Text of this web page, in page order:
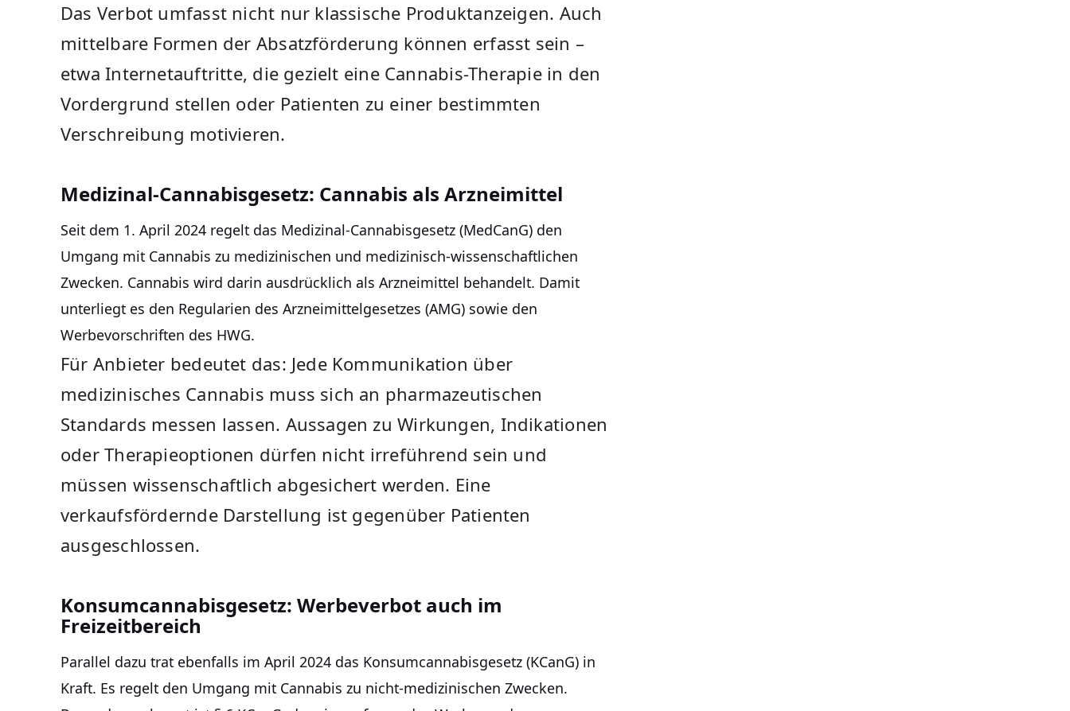
Das Verbot umfasst nicht nur klassische Produktanzeigen. Auch
mittelbare Formen der Absatzförderung können erfasst sein –
etwa Internetauftritte, die gezielt eine Cannabis-Therapie in den
Vordergrund stellen oder Patienten zu einer bestimmten
Verschreibung motivieren.
Medizinal-Cannabisgesetz: Cannabis als Arzneimittel
Seit dem 1. April 2024 regelt das Medizinal-Cannabisgesetz (MedCanG) den
Umgang mit Cannabis zu medizinischen und medizinisch-wissenschaftlichen
Zwecken. Cannabis wird darin ausdrücklich als Arzneimittel behandelt. Damit
unterliegt es den Regularien des Arzneimittelgesetzes (AMG) sowie den
Werbevorschriften des HWG.
Für Anbieter bedeutet das: Jede Kommunikation über
medizinisches Cannabis muss sich an pharmazeutischen
Standards messen lassen. Aussagen zu Wirkungen, Indikationen
oder Therapieoptionen dürfen nicht irreführend sein und
müssen wissenschaftlich abgesichert werden. Eine
verkaufsfördernde Darstellung ist gegenüber Patienten
ausgeschlossen.
Konsumcannabisgesetz: Werbeverbot auch im
Freizeitbereich
Parallel dazu trat ebenfalls im April 2024 das Konsumcannabisgesetz (KCanG) in
Kraft. Es regelt den Umgang mit Cannabis zu nicht-medizinischen Zwecken.